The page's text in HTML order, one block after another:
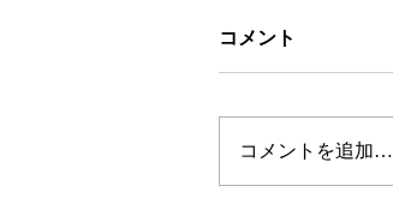
コメント
コメントを追加…